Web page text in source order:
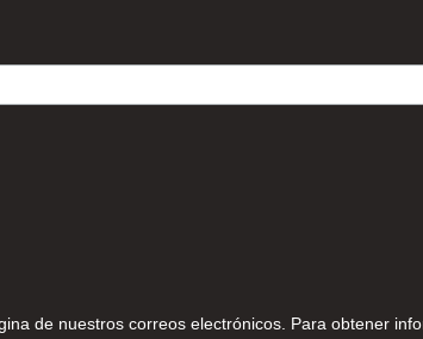
de nuestros correos electrónicos. Para obtener